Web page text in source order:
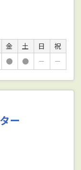
金 土 日
祝
● ● － －
ー